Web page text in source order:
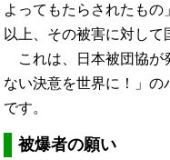
よってもたらされたもの
以上、その被害に対して
これは、日本被団協が
ない決意を世界に！」の
です。
被爆者の願い